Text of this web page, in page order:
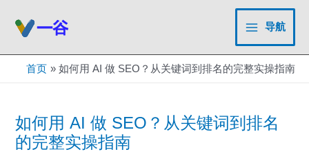
Main
Menu
导航
首页 如何用 AI 做 SEO？从关键词到排名的完整实操指南
如何用 AI 做 SEO？从关键词到排名
的完整实操指南